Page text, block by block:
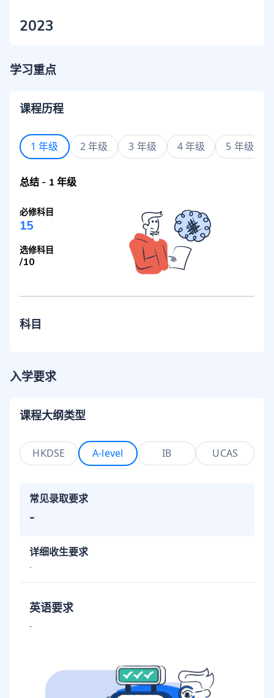
2023
学习重点
课程历程
1 年级 2 年级 3 年级 4 年级 5 年级
总结 - 1 年级
必修科目
15
选修科目
/10
科目
入学要求
课程大纲类型
HKDSE A-level IB UCAS
常见录取要求
-
详细收生要求
-
英语要求
-